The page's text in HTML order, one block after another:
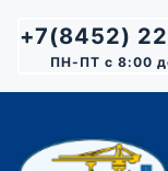
сути+7(8452)
ПН-ПТ с 8:00